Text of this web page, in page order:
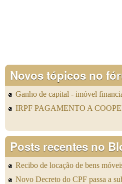
Novos tópicos no
Ganho de capital - imóvel
IRPF PAGAMENTO A
Posts recentes no
Recibo de locação de bens
Novo Decreto do CPF passa a